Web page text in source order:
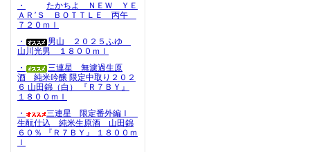
・
たかちよ ＮＥＷ ＹＥ
ＡＲ’Ｓ ＢＯＴＴＬＥ 丙午
７２０ｍｌ
・
男山 ２０２５ふゆ
山川光男 １８００ｍｌ
・
三連星 無濾過生原
酒 純米吟醸 限定中取り２０２
６ 山田錦（白） 『Ｒ７ＢＹ』
１８００ｍｌ
・
三連星 限定番外編Ⅰ
生酛仕込 純米生原酒 山田錦
６０％ 『Ｒ７ＢＹ』 １８００ｍ
ｌ